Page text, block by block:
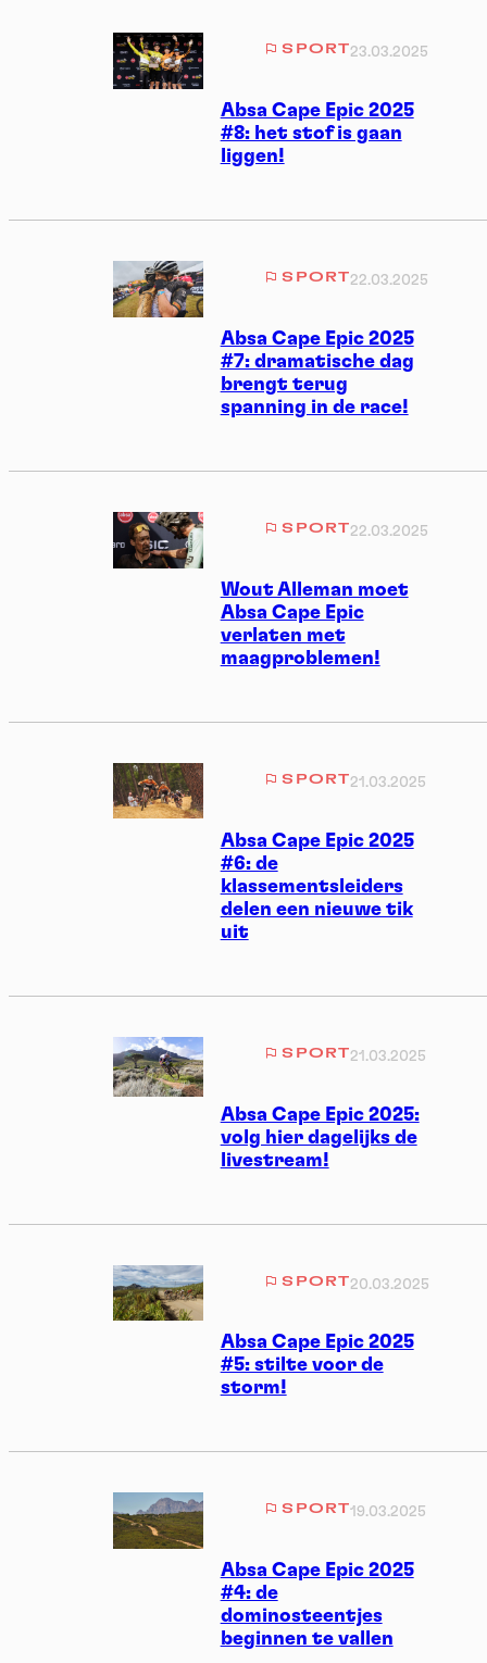
Absa Cape Epic 2025
#8: het stof is gaan
liggen!
SPORT23.03.2025
Absa Cape Epic 2025
#7: dramatische dag
brengt terug
spanning in de race!
SPORT22.03.2025
Wout Alleman moet
Absa Cape Epic
verlaten met
maagproblemen!
SPORT22.03.2025
Absa Cape Epic 2025
#6: de
klassementsleiders
delen een nieuwe tik
uit
SPORT21.03.2025
Absa Cape Epic 2025:
volg hier dagelijks de
livestream!
SPORT21.03.2025
Absa Cape Epic 2025
#5: stilte voor de
storm!
SPORT20.03.2025
Absa Cape Epic 2025
#4: de
dominosteentjes
beginnen te vallen
SPORT19.03.2025